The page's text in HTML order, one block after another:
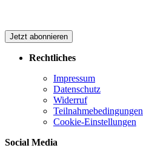
Jetzt abonnieren
Rechtliches
Impressum
Datenschutz
Widerruf
Teilnahmebedingungen
Cookie-Einstellungen
Social Media